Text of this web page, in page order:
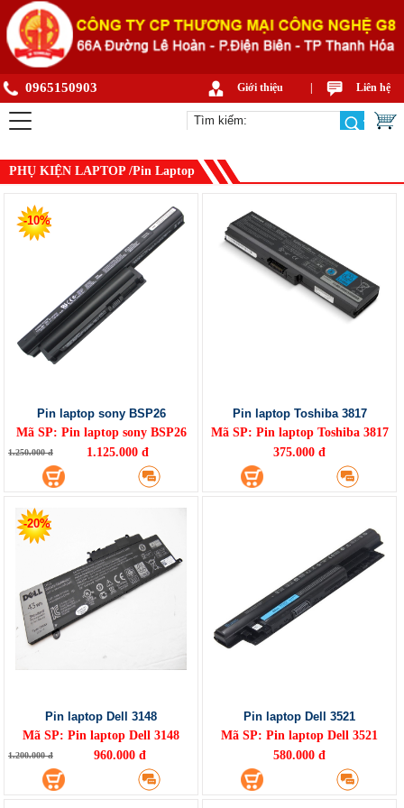
0965150903 Giới thiệu Liên hệ
PHỤ KIỆN LAPTOP /Pin Laptop
-10%
Pin laptop sony BSP26
Mã SP: Pin laptop sony BSP26
1.250.000 đ 1.125.000 đ
Pin laptop Toshiba 3817
Mã SP: Pin laptop Toshiba 3817
375.000 đ
-20%
Pin laptop Dell 3148
Mã SP: Pin laptop Dell 3148
1.200.000 đ 960.000 đ
Pin laptop Dell 3521
Mã SP: Pin laptop Dell 3521
580.000 đ